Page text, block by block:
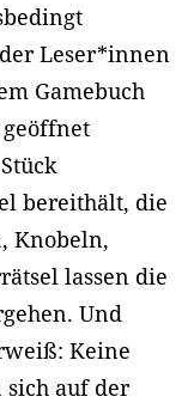
Leser*innen
Gamebuch
geöffnet
bereithält, die
Knobeln,
lassen die
Und
Keine
sich auf der